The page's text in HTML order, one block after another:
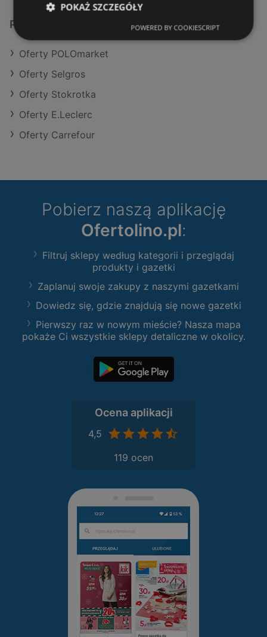
Podobne sklepy detaliczne
Oferty POLOmarket
Oferty Selgros
Oferty Stokrotka
Oferty E.Leclerc
Oferty Carrefour
Pobierz naszą aplikację
Ofertolino.pl:
Filtruj sklepy według kategorii i przeglądaj
produkty i gazetki
Zaplanuj swoje zakupy z naszymi gazetkami
Dowiedz się, gdzie znajdują się nowe gazetki
Pierwszy raz w nowym mieście? Nasza mapa
pokaże Ci wszystkie sklepy detaliczne w okolicy.
Ocena aplikacji
4,5
119 ocen
POKAŻ SZCZEGÓŁY
POWERED BY COOKIESCRIPT